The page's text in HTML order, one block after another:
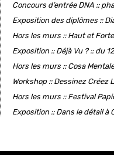
Concours d’entrée DNA ::
Exposition des diplômes ::
Hors les murs :: Haut et
Exposition :: Déjà Vu ? :: du
Hors les murs :: Cosa
Workshop :: Dessinez Créez
Hors les murs :: Festival
Exposition :: Dans le détail à